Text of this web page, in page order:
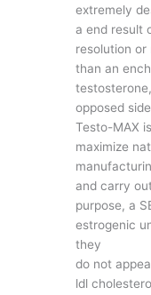
extremely
a end result
resolution or
than an
opposed
Testo-MAX
maximize
and carry
purpose, a
estrogenic
they
do not
ldl